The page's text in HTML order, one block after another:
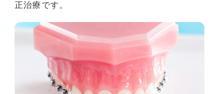
正治療です。